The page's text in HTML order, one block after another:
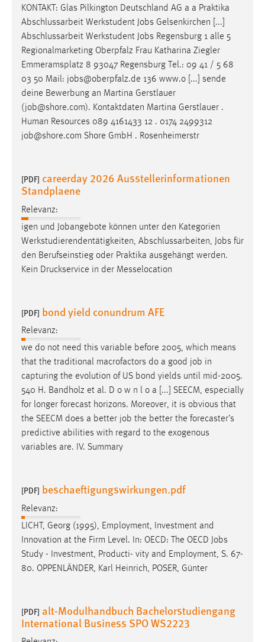
KONTAKT: Glas Pilkington Deutschland AG a a Praktika
Abschlussarbeit Werkstudent Jobs Gelsenkirchen [...]
Abschlussarbeit Werkstudent Jobs Regensburg 1 alle 5
Regionalmarketing Oberpfalz Frau Katharina Ziegler
Emmeramsplatz 8 93047 Regensburg Tel.: 09 41 / 5 68
03 50 Mail: jobs@oberpfalz.de 136 www.o [...] sende
deine Bewerbung an Martina Gerstlauer
(job@shore.com). Kontaktdaten Martina Gerstlauer .
Human Resources 089 4161433 12 . 0174 2499312
job@shore.com Shore GmbH . Rosenheimerstr
[PDF] careerday 2026 Ausstellerinformationen
Standplaene
Relevanz:
igen und Jobangebote können unter den Kategorien
Werkstudierendentätigkeiten, Abschlussarbeiten, Jobs für
den Berufseinstieg oder Praktika ausgehängt werden.
Kein Druckservice in der Messelocation
[PDF] bond yield conundrum AFE
Relevanz:
we do not need this variable before 2005, which means
that the traditional macrofactors do a good job in
capturing the evolution of US bond yields until mid-2005.
540 H. Bandholz et al. D o w n l o a [...] SEECM, especially
for longer forecast horizons. Moreover, it is obvious that
the SEECM does a better job the better the forecaster’s
predictive abilities with regard to the exogenous
variables are. IV. Summary
[PDF] beschaeftigungswirkungen.pdf
Relevanz:
LICHT, Georg (1995), Employment, Investment and
Innovation at the Firm Level. In: OECD: The OECD Jobs
Study - Investment, Producti- vity and Employment, S. 67-
80. OPPENLÄNDER, Karl Heinrich, POSER, Günter
[PDF] alt-Modulhandbuch Bachelorstudiengang
International Business SPO WS2223